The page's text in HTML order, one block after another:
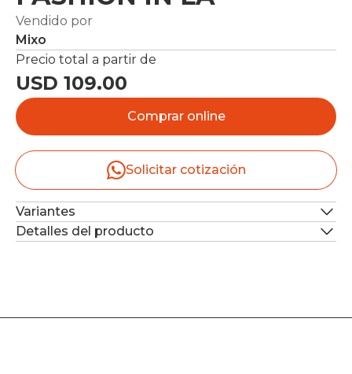
Vendido por
Mixo
Precio total a partir de
USD 109.00
Comprar online
Solicitar cotización
Variantes
Detalles del producto